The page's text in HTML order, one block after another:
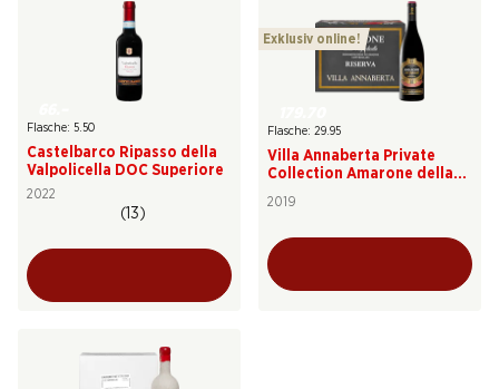
Flasche: 5.50
Castelbarco Ripasso della
Valpolicella DOC Superiore
2022
(13)
Exklusiv online!
Flasche: 29.95
Villa Annaberta Private
Collection Amarone della
2019